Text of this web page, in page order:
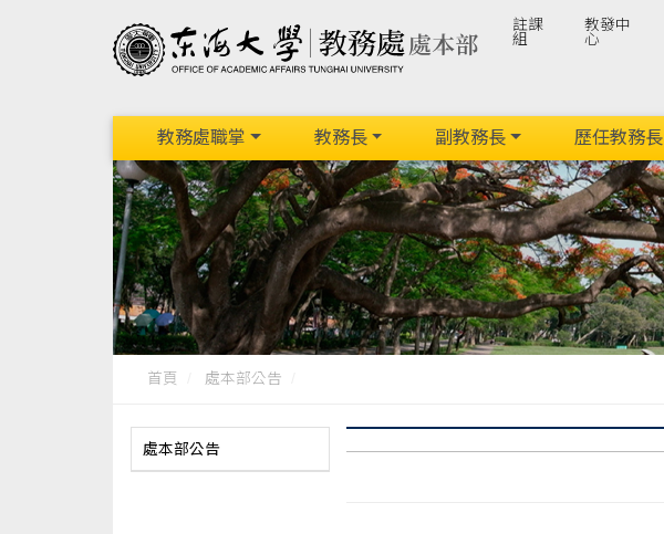
註課
組
教發中
心
教務處職掌 教務長 副教務長 歷任教務長
首頁 處本部公告
處本部公告